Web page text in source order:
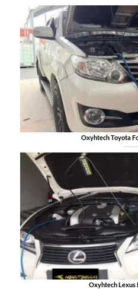
Oxyhtech Toyota
Oxyhtech Lexus